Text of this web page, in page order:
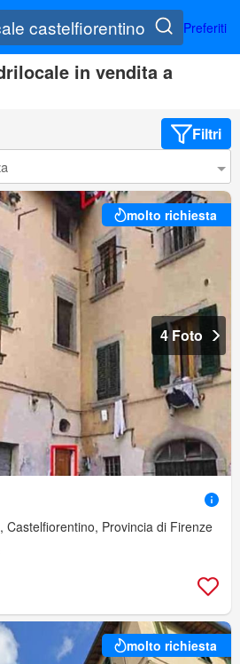
Preferiti
in vendita a
Filtri
molto richiesta
4 Foto
Castelfiorentino, Provincia di Firenze
molto richiesta